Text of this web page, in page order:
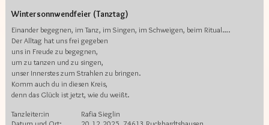
Wintersonnwendfeier (Tanztag)
Einander begegnen, im Tanz, im Singen, im Schweigen, beim Ritual….
Der Alltag hat uns frei gegeben
uns in Freude zu begegnen,
um zu tanzen und zu singen,
unser Innerstes zum Strahlen zu bringen.
Komm auch du in diesen Kreis,
denn das Glück ist jetzt, wie du weißt.
Tanzleiter:in
Rafia Sieglin